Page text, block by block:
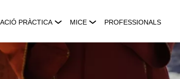
PRÀCTICA MICE PROFESSIONALS